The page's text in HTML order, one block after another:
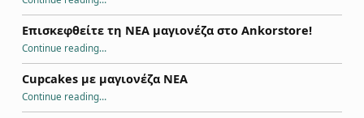
Επισκεφθείτε τη ΝΕΑ μαγιονέζα στο Ankorstore!
Continue reading“Επισκεφθείτε τη ΝΕΑ μαγιονέζα στο Ankorstore!”
…
Cupcakes με μαγιονέζα NEA
Continue reading“Cupcakes με μαγιονέζα NEA”
…